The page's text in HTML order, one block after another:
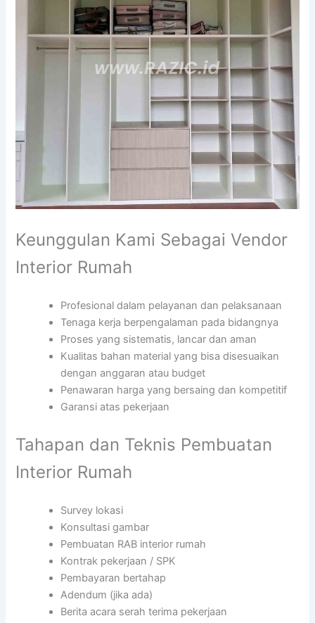
Keunggulan Kami Sebagai Vendor
Interior Rumah
Profesional dalam pelayanan dan pelaksanaan
Tenaga kerja berpengalaman pada bidangnya
Proses yang sistematis, lancar dan aman
Kualitas bahan material yang bisa disesuaikan
dengan anggaran atau budget
Penawaran harga yang bersaing dan kompetitif
Garansi atas pekerjaan
Tahapan dan Teknis Pembuatan
Interior Rumah
Survey lokasi
Konsultasi gambar
Pembuatan RAB interior rumah
Kontrak pekerjaan / SPK
Pembayaran bertahap
Adendum (jika ada)
Berita acara serah terima pekerjaan